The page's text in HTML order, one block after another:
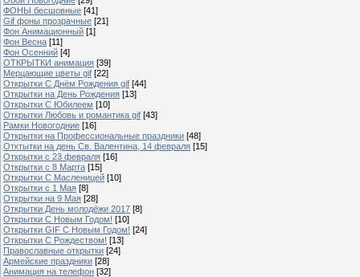
ФОНЫ бесшовные [41]
Gif фоны прозрачные [21]
Фон Анимационный [1]
Фон Весна [11]
Фон Осенний [4]
ОТКРЫТКИ анимация [39]
Мерцающие цветы gif [22]
Открытки С Днём Рождения gif [44]
Открытки на День Рождения [13]
Открытки С Юбилеем [10]
Открытки Любовь и романтика gif [43]
Рамки Новогодние [16]
Открытки на Профессиональные праздники [48]
Отктытки на день Св. Валентина, 14 февраля [15]
Открытки с 23 февраля [16]
Открытки с 8 Марта [15]
Открытки С Масленицей [10]
Открытки с 1 Мая [8]
Открытки на 9 Мая [28]
Открытки День молодёжи 2017 [8]
Открытки С Новым Годом! [10]
Открытки GIF С Новым Годом! [24]
Открытки С Рождеством! [13]
Православные открытки [24]
Армейские праздники [28]
Анимация на телефон [32]